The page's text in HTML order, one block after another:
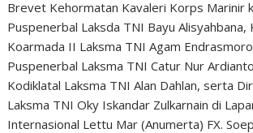
Brevet Kehormatan Kavaleri Korps Marinir
Puspenerbal Laksda TNI Bayu Alisyahbana,
Koarmada II Laksma TNI Agam
Puspenerbal Laksma TNI Catur Nur
Kodiklatal Laksma TNI Alan Dahlan, serta
Laksma TNI Oky Iskandar Zulkarnain di
Internasional Lettu Mar (Anumerta) FX.